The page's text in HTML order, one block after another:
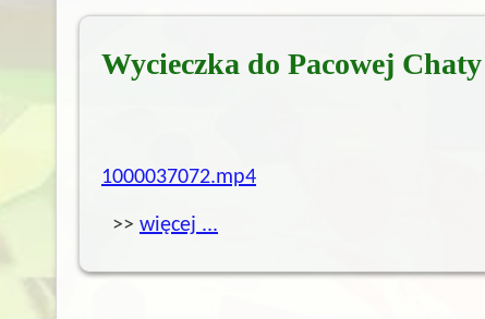
Wycieczka do Pacowej Chaty
1000037072.mp4
>> więcej ...